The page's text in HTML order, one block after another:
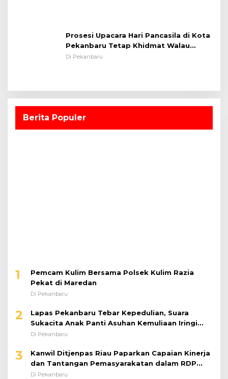
Prosesi Upacara Hari Pancasila di Kota
Pekanbaru Tetap Khidmat Walau
Dalam Ruangan
Di Pekanbaru
Berita Populer
1
Pemcam Kulim Bersama Polsek Kulim Razia
Pekat di Maredan
Di Pekanbaru
2
Lapas Pekanbaru Tebar Kepedulian, Suara
Sukacita Anak Panti Asuhan Kemuliaan Iringi
Bantuan Sosial
Di Pekanbaru
3
Kanwil Ditjenpas Riau Paparkan Capaian Kinerja
dan Tantangan Pemasyarakatan dalam RDP
Bersama Komisi XIII DPR RI
Di Pekanbaru